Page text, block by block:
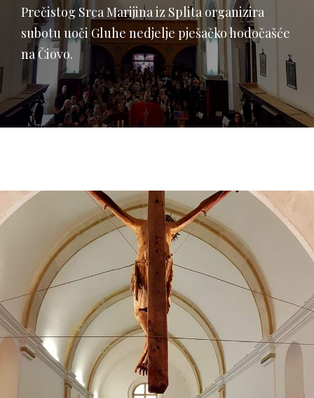
Prečistog Srca Marijina iz Splita organizira
subotu uoči Gluhe nedjelje pješačko hodočašće
na Čiovo.